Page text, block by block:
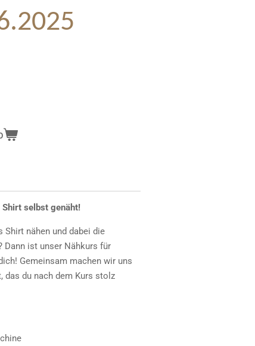
selbst genäht!
nähen und dabei die
Dann ist unser Nähkurs für
Gemeinsam machen wir uns
das du nach dem Kurs stolz